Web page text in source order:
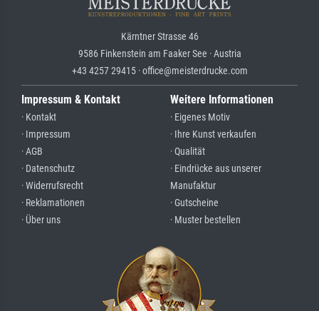
Kärntner Strasse 46
9586 Finkenstein am Faaker See · Austria
+43 4257 29415 · office@meisterdrucke.com
Impressum & Kontakt
· Kontakt
· Impressum
· AGB
· Datenschutz
· Widerrufsrecht
· Reklamationen
· Über uns
Weitere Informationen
· Eigenes Motiv
· Ihre Kunst verkaufen
· Qualität
· Eindrücke aus unserer
Manufaktur
· Gutscheine
· Muster bestellen